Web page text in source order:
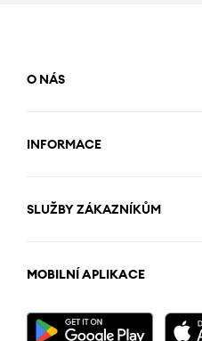
O NÁS
INFORMACE
SLUŽBY ZÁKAZNÍKŮM
MOBILNÍ APLIKACE